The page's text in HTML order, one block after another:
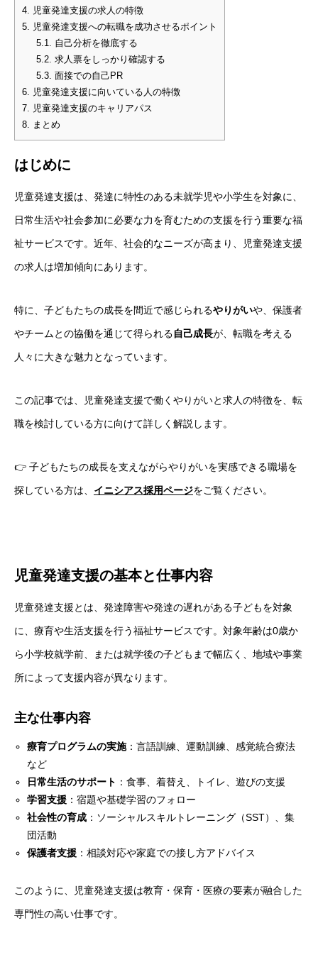
4. 児童発達支援の求人の特徴
5. 児童発達支援への転職を成功させるポイント
5.1. 自己分析を徹底する
5.2. 求人票をしっかり確認する
5.3. 面接での自己PR
6. 児童発達支援に向いている人の特徴
7. 児童発達支援のキャリアパス
8. まとめ
はじめに
児童発達支援は、発達に特性のある未就学児や小学生を対象に、
日常生活や社会参加に必要な力を育むための支援を行う重要な福
祉サービスです。近年、社会的なニーズが高まり、児童発達支援
の求人は増加傾向にあります。
特に、子どもたちの成長を間近で感じられるやりがいや、保護者
やチームとの協働を通じて得られる自己成長が、転職を考える
人々に大きな魅力となっています。
この記事では、児童発達支援で働くやりがいと求人の特徴を、転
職を検討している方に向けて詳しく解説します。
👉 子どもたちの成長を支えながらやりがいを実感できる職場を
探している方は、 イニシアス採用ページをご覧ください。
児童発達支援の基本と仕事内容
児童発達支援とは、発達障害や発達の遅れがある子どもを対象
に、療育や生活支援を行う福祉サービスです。対象年齢は0歳か
ら小学校就学前、または就学後の子どもまで幅広く、地域や事業
所によって支援内容が異なります。
主な仕事内容
療育プログラムの実施：言語訓練、運動訓練、感覚統合療法
など
日常生活のサポート ：食事、着替え、トイレ、遊びの支援
学習支援 ：宿題や基礎学習のフォロー
社会性の育成 ：ソーシャルスキルトレーニング（SST）、集
団活動
保護者支援 ：相談対応や家庭での接し方アドバイス
このように、児童発達支援は教育・保育・医療の要素が融合した
専門性の高い仕事です。